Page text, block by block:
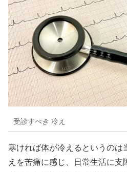
受診すべき 冷え
寒ければ体が冷えるというの
えを苦痛に感じ、日常生活に支